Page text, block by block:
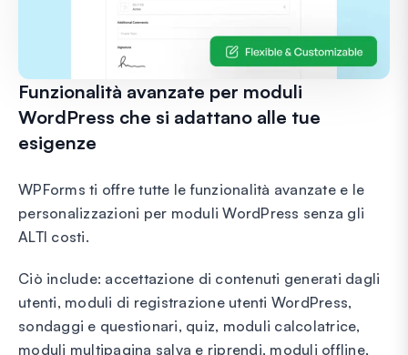
Funzionalità avanzate per moduli
WordPress che si adattano alle tue
esigenze
WPForms ti offre tutte le funzionalità avanzate e le
personalizzazioni per moduli WordPress senza gli
ALTI costi.
Ciò include: accettazione di contenuti generati dagli
utenti, moduli di registrazione utenti WordPress,
sondaggi e questionari, quiz, moduli calcolatrice,
moduli multipagina salva e riprendi, moduli offline,